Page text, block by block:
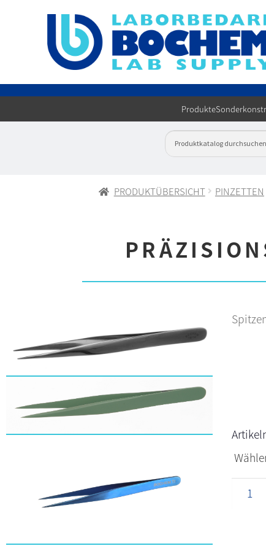
Produkte
PRODUKTÜBERSICHT PINZETTEN